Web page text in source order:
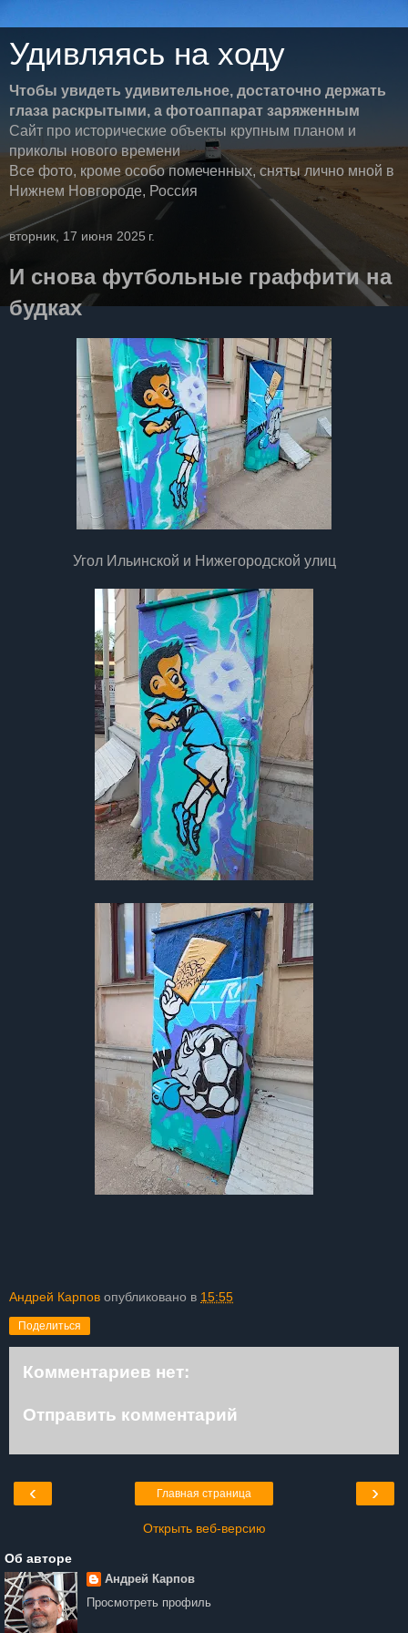
Удивляясь на ходу
Чтобы увидеть удивительное, достаточно держать
глаза раскрытыми, а фотоаппарат заряженным
Сайт про исторические объекты крупным планом и
приколы нового времени
Все фото, кроме особо помеченных, сняты лично мной в
Нижнем Новгороде, Россия
вторник, 17 июня 2025 г.
И снова футбольные граффити на
будках
Угол Ильинской и Нижегородской улиц
Андрей Карпов опубликовано в 15:55
Поделиться
Комментариев нет:
Отправить комментарий
‹ ›
Главная страница
Открыть веб-версию
Об авторе
Андрей Карпов
Просмотреть профиль